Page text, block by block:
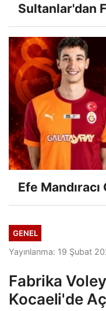
Sultanlar'dan
Efe
GENEL
Yayınlanma: 19 Şubat
Fabrika
Kocaeli'de